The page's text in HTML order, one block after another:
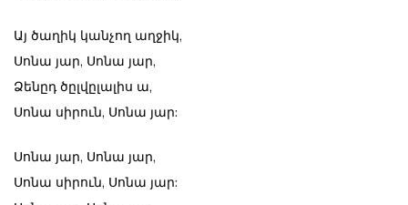
Այ ծաղիկ կանչող աղջիկ,
Սոնա յար, Սոնա յար,
Ձենըդ ծըլվըլալիս ա,
Սոնա սիրուն, Սոնա յար:
Սոնա յար, Սոնա յար,
Սոնա սիրուն, Սոնա յար: